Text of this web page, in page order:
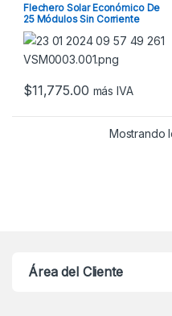
Flechero Solar Económico De
25 Módulos Sin Corriente
Alterna
$11,775.00 más IVA
Mostrando
Área del Cliente